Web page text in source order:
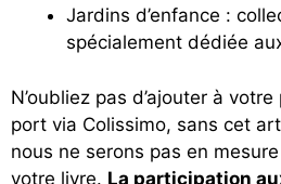
Jardins d’enfance :
spécialement dédiée
N’oubliez pas d’ajouter à
port via Colissimo, sans cet
nous ne serons pas en
votre livre. La participation